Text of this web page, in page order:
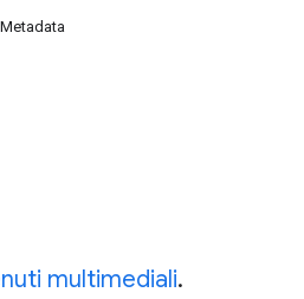
multimediali.